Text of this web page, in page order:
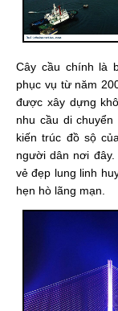
Cây cầu chính là
phục vụ từ năm
được xây dựng
nhu cầu di
kiến trúc đồ sộ
người dân nơi
vẻ đẹp lung linh
hẹn hò lãng mạn.